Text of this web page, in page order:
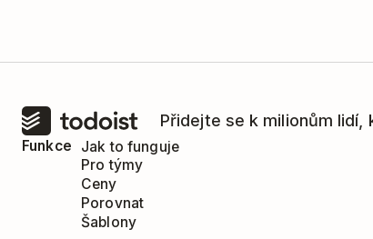
Přidejte se k milionům
Funkce
Jak to funguje
Pro týmy
Ceny
Porovnat
Šablony